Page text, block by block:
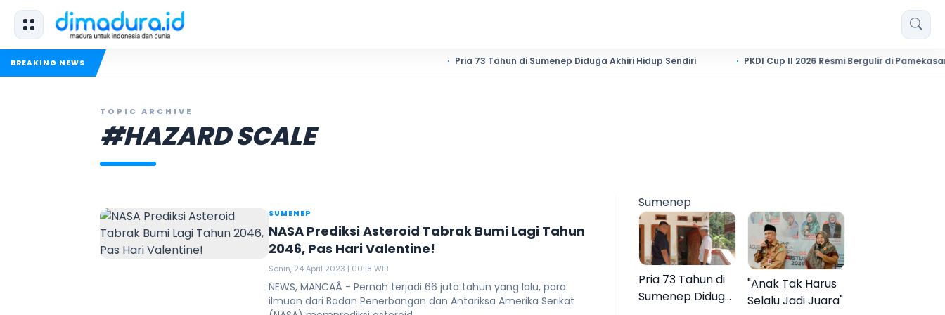
BREAKING NEWS Pria 73 Tahun di Sumenep Diduga Akhiri Hidup Sendiri PKDI Cup II 2026 Resmi Bergulir di Pamekasan, Desa
TOPIC ARCHIVE
#HAZARD SCALE
SUMENEP
NASA Prediksi Asteroid Tabrak Bumi Lagi Tahun
2046, Pas Hari Valentine!
Senin, 24 April 2023 | 00:18 WIB
NEWS, MANCAÂ - Pernah terjadi 66 juta tahun yang lalu, para
ilmuan dari Badan Penerbangan dan Antariksa Amerika Serikat
Sumenep
Pria 73 Tahun di
Sumenep Diduga
"Anak Tak Harus
Selalu Jadi Juara"